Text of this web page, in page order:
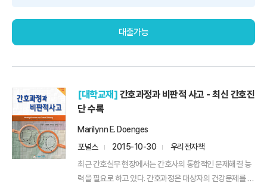
대출가능
[대학교재] 간호과정과 비판적 사고 - 최신 간호진
단 수록
Marilynn E. Doenges
포널스
2015-10-30
우리전자책
최근 간호실무 현장에서는 간호사의 통합적인 문제해결 능
력을 필요로 하고 있다. 간호과정은 대상자의 건강문제를 해